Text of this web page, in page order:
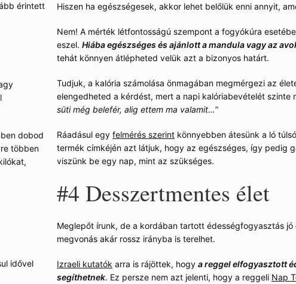
érintett
dobod
többen
idővel
Hiszen ha egészségesek, akkor lehet belőlük enni annyit,
Nem! A mérték létfontosságú szempont a fogyókúra
eszel. Hiába egészséges és ajánlott a mandula vagy az
tehát könnyen átlépheted velük azt a bizonyos határt.
Tudjuk, a kalória számolása önmagában megmérgezi az
elengedheted a kérdést, mert a napi kalóriabevételét szinte
süti még belefér, alig ettem ma valamit…”
Ráadásul egy felmérés szerintkönnyebben átesünk a ló
termék címkéjén azt látjuk, hogy az egészséges, így pedig
viszünk be egy nap, mint az szükséges.
#4 Desszertmentes élet
Meglepőt írunk, de a kordában tartott édességfogyasztás
megvonás akár rossz irányba is terelhet.
Izraeli kutatók arra is rájöttek, hogy a reggel elfogyasztott
segíthetnek. Ez persze nem azt jelenti, hogy a reggeli Nap